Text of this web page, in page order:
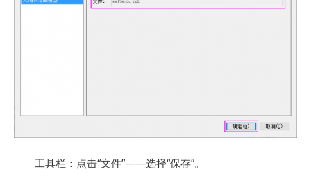
工具栏：点击“文件”——选择“保存”。